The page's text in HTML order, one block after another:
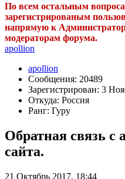
По всем остальным
зарегистрированым
напрямую к
модераторам форума.
apollion
apollion
Сообщения: 20489
Зарегистрирован: 3
Откуда: Россия
Ранг: Гуру
Обратная связь с
сайта.
21 Октябрь 2017, 18:44